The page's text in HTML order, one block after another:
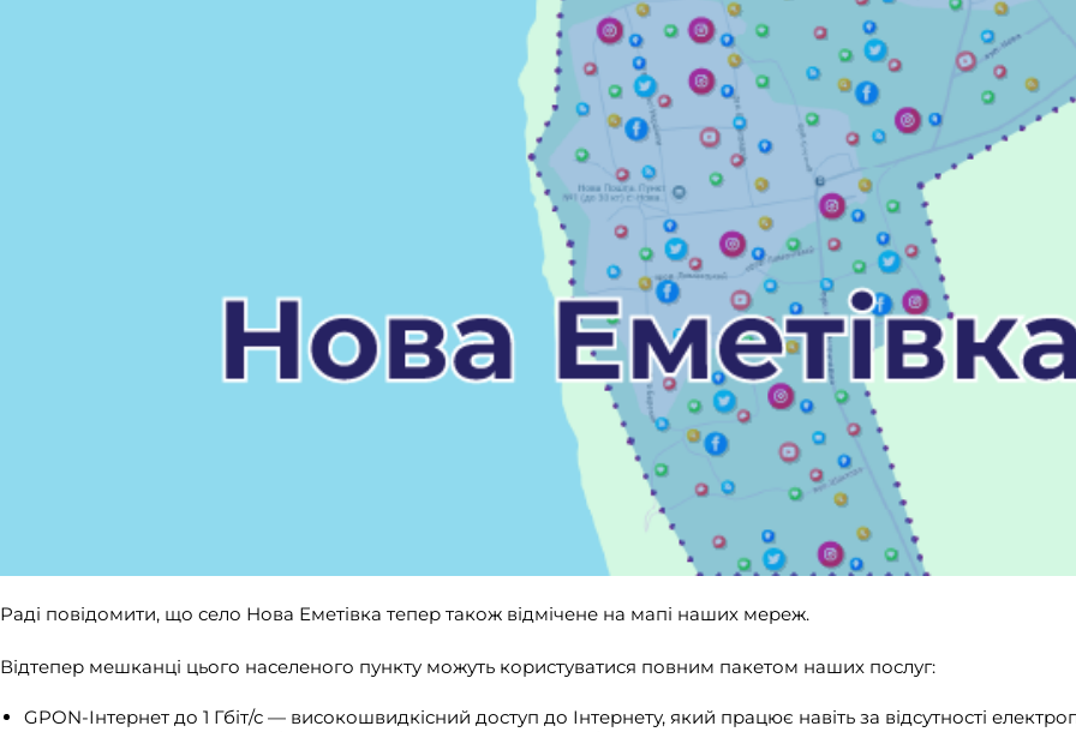
Раді повідомити, що село Нова Еметівка тепер також відмічене на мапі наших мереж.
Відтепер мешканці цього населеного пункту можуть користуватися повним пакетом наших послуг:
GPON-Інтернет до 1 Гбіт/с — високошвидкісний доступ до Інтернету, який працює навіть за відсутності